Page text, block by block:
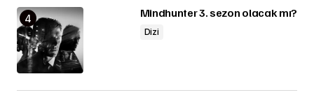
Mindhunter 3. sezon olacak mı?
Dizi